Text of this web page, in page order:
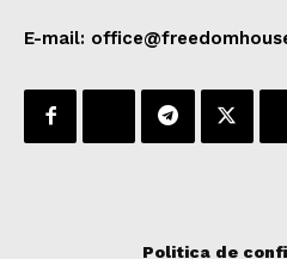
E-mail:
Politica de